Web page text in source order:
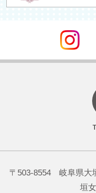
〒503-8554 岐阜県大
垣